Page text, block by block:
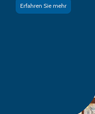
Erfahren Sie mehr